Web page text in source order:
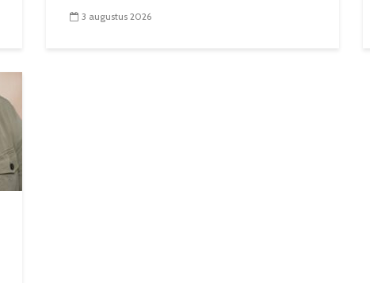
3 augustus 2026